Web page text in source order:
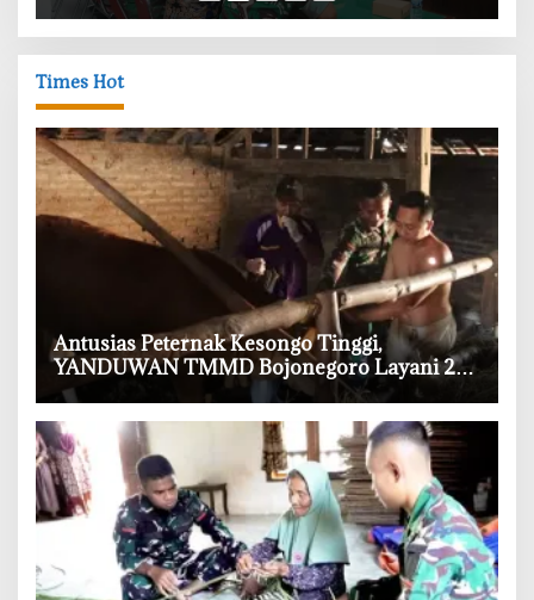
Times Hot
‎Antusias Peternak Kesongo Tinggi,
YANDUWAN TMMD Bojonegoro Layani 278
Ternak